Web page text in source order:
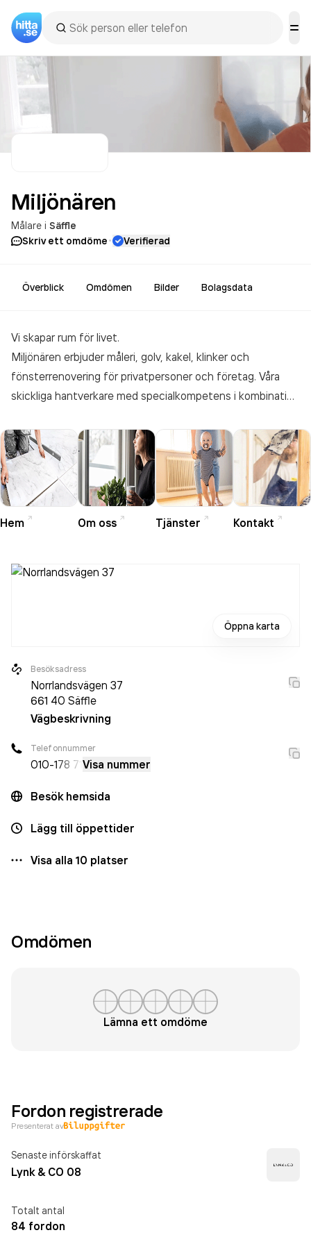
Miljönären
Målare i Säffle
Skriv ett omdöme· Verifierad
Överblick Omdömen Bilder Bolagsdata
Vi skapar rum för livet.
Miljönären erbjuder måleri, golv, kakel, klinker och
fönsterrenovering för privatpersoner och företag. Våra
skickliga hantverkare med specialkompetens i kombination
helhetspartner för husets alla ytor. Vi avlastar våra kunder,
från första mötet till färdigt resultat och känner oss nöjda
först när vi skapat rum där människor trivs.
Hem Om oss Tjänster Kontakt
Öppna karta
Besöksadress
Norrlandsvägen 37
661 40 Säffle
Vägbeskrivning
Telefonnummer
010-178 71 Visa nummer
Besök hemsida
Lägg till öppettider
Visa alla 10 platser
Omdömen
Lämna ett omdöme
Fordon registrerade
Presenterat av
Senaste införskaffat
Lynk & CO 08
Totalt antal
84 fordon